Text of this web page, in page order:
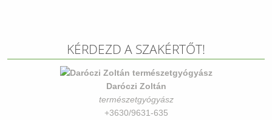
KÉRDEZD A SZAKÉRTŐT!
Daróczi Zoltán
természetgyógyász
+3630/9631-635